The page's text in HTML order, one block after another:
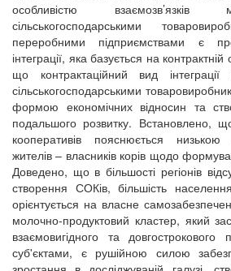
особливістю взаємозв’язків
сільськогосподарськими
переробними підприємствами є
інтеграції, яка базується на
що контрактаційний вид
сільськогосподарськими
формою економічних відносин та
подальшого розвитку. Встановлено,
кооперативів пояснюється низькою
жителів – власників корів щодо
Доведено, що в більшості регіонів
створення СОКів, більшість
орієнтується на власне
молочно-продуктовий кластер, який
взаємовигідного та
суб'єктами, є рушійною силою